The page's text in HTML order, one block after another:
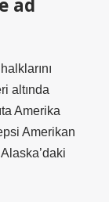
ad
altında
Amerika
Amerikan